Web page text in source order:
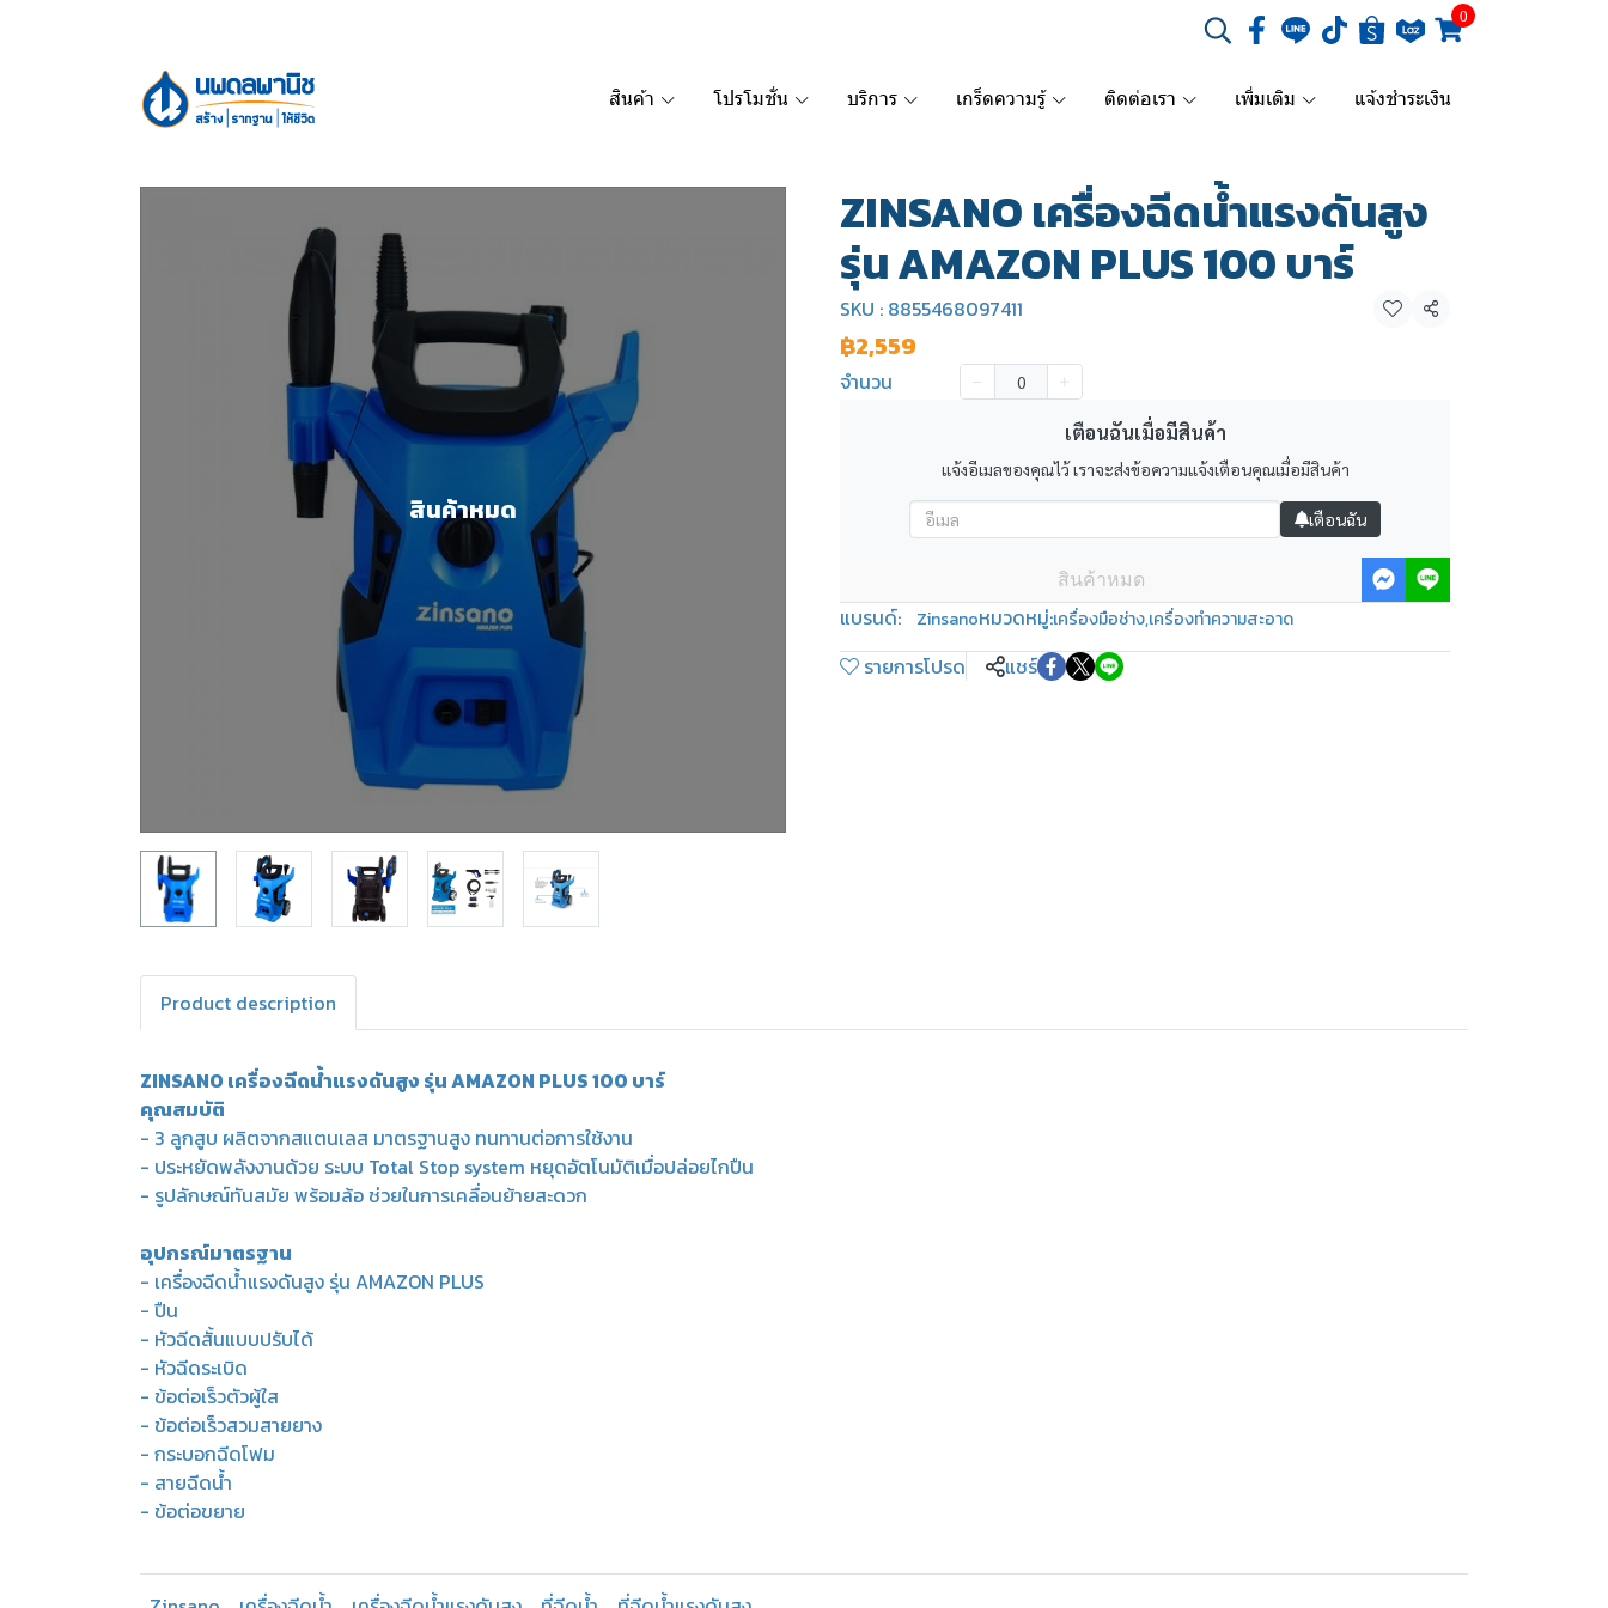
0
สินค้า โปรโมชั่น บริการ เกร็ดความรู้ ติดต่อเรา เพิ่มเติม แจ้งชำระเงิน
สินค้าหมด
ZINSANO เครื่องฉีดน้ำแรงดันสูง
รุ่น AMAZON PLUS 100 บาร์
SKU : 8855468097411 แชร์
฿2,559
จำนวน
เตือนฉันเมื่อมีสินค้า
แจ้งอีเมลของคุณไว้ เราจะส่งข้อความแจ้งเตือนคุณเมื่อมีสินค้า
เตือนฉัน
สินค้าหมด
แบรนด์: Zinsanoหมวดหมู่:เครื่องมือช่าง,เครื่องทำความสะอาด
รายการโปรด แชร์
Product description
ZINSANO เครื่องฉีดน้ำแรงดันสูง รุ่น AMAZON PLUS 100 บาร์
คุณสมบัติ
- 3 ลูกสูบ ผลิตจากสแตนเลส มาตรฐานสูง ทนทานต่อการใช้งาน
- ประหยัดพลังงานด้วย ระบบ Total Stop system หยุดอัตโนมัติเมื่อปล่อยไกปืน
- รูปลักษณ์ทันสมัย พร้อมล้อ ช่วยในการเคลื่อนย้ายสะดวก
อุปกรณ์มาตรฐาน
- เครื่องฉีดน้ำแรงดันสูง รุ่น AMAZON PLUS
- ปืน
- หัวฉีดสั้นแบบปรับได้
- หัวฉีดระเบิด
- ข้อต่อเร็วตัวผู้ใส
- ข้อต่อเร็วสวมสายยาง
- กระบอกฉีดโฟม
- สายฉีดน้ำ
- ข้อต่อขยาย